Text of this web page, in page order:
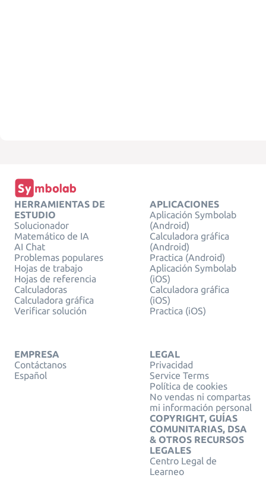
HERRAMIENTAS DE
ESTUDIO
Solucionador
Matemático de IA
AI Chat
Problemas populares
Hojas de trabajo
Hojas de referencia
Calculadoras
Calculadora gráfica
Verificar solución
APLICACIONES
Aplicación Symbolab
(Android)
Calculadora gráfica
(Android)
Practica (Android)
Aplicación Symbolab
(iOS)
Calculadora gráfica
(iOS)
Practica (iOS)
EMPRESA
Contáctanos
Español
LEGAL
Privacidad
Service Terms
Política de cookies
No vendas ni compartas
mi información personal
COPYRIGHT, GUÍAS
COMUNITARIAS, DSA
& OTROS RECURSOS
LEGALES
Centro Legal de
Learneo